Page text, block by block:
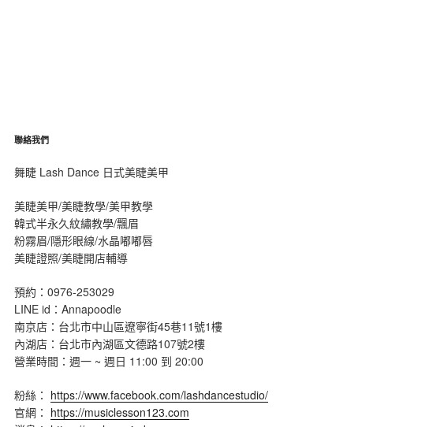
聯絡我們
舞睫 Lash Dance 日式美睫美甲
美睫美甲/美睫教學/美甲教學
韓式半永久紋繡教學/飄眉
粉霧眉/隱形眼線/水晶嘟嘟唇
美睫證照/美睫開店輔導
預約：0976-253029
LINE id：Annapoodle
南京店：台北市中山區遼寧街45巷11號1樓
內湖店：台北市內湖區文德路107號2樓
營業時間：週一 ~ 週日 11:00 到 20:00
粉絲： https://www.facebook.com/lashdancestudio/
官網： https://musiclesson123.com